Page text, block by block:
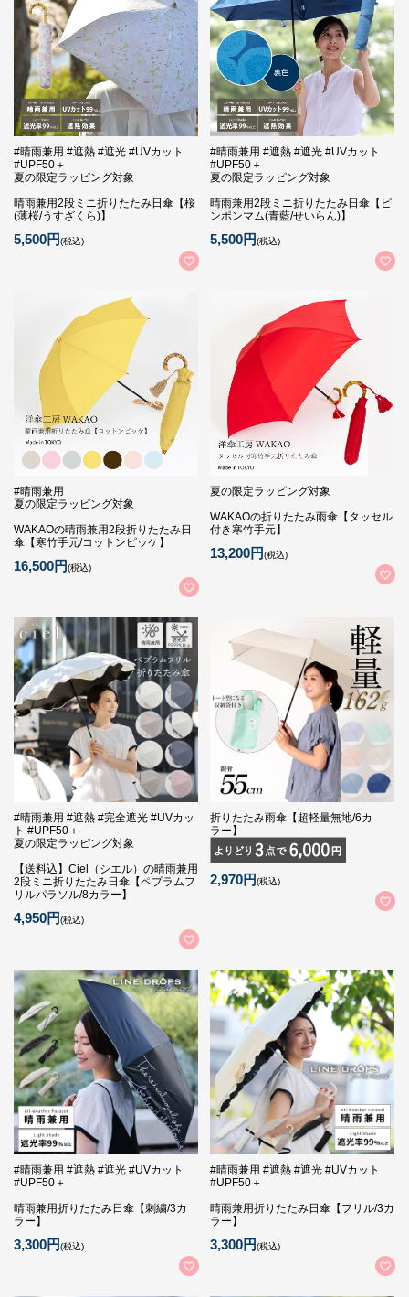
#晴雨兼用 #遮熱 #遮光 #UVカット
#UPF50＋
夏の限定ラッピング対象
晴雨兼用2段ミニ折りたたみ日傘【桜
(薄桜/うすざくら)】
5,500円(税込)
#晴雨兼用 #遮熱 #遮光 #UVカット
#UPF50＋
夏の限定ラッピング対象
晴雨兼用2段ミニ折りたたみ日傘【ピ
ンポンマム(青藍/せいらん)】
5,500円(税込)
#晴雨兼用
夏の限定ラッピング対象
WAKAOの晴雨兼用2段折りたたみ日
傘【寒竹手元/コットンピッケ】
16,500円(税込)
夏の限定ラッピング対象
WAKAOの折りたたみ雨傘【タッセル
付き寒竹手元】
13,200円(税込)
#晴雨兼用 #遮熱 #完全遮光 #UVカッ
ト #UPF50＋
夏の限定ラッピング対象
【送料込】Ciel（シエル）の晴雨兼用
2段ミニ折りたたみ日傘【ペプラムフ
リルパラソル/8カラー】
4,950円(税込)
折りたたみ雨傘【超軽量無地/6カ
ラー】
2,970円(税込)
#晴雨兼用 #遮熱 #遮光 #UVカット
#UPF50＋
晴雨兼用折りたたみ日傘【刺繍/3カ
ラー】
3,300円(税込)
#晴雨兼用 #遮熱 #遮光 #UVカット
#UPF50＋
晴雨兼用折りたたみ日傘【フリル/3カ
ラー】
3,300円(税込)